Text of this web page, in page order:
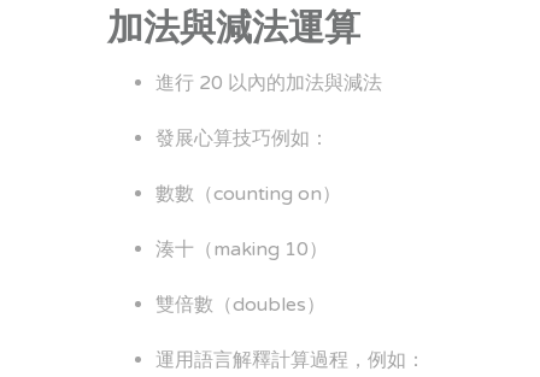
加法與減法運算
進行 20 以內的加法與減法
發展心算技巧例如：
數數（counting on）
湊十（making 10）
雙倍數（doubles）
運用語言解釋計算過程，例如：